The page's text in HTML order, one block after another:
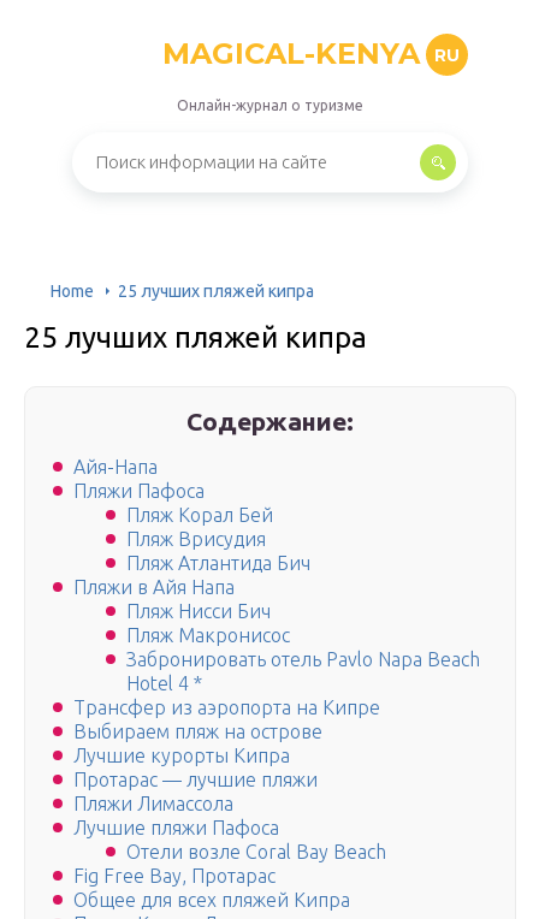
MAGICAL-KENYA RU
Онлайн-журнал о туризме
Home 25 лучших пляжей кипра
25 лучших пляжей кипра
Содержание:
Айя-Напа
Пляжи Пафоса
Пляж Корал Бей
Пляж Врисудия
Пляж Атлантида Бич
Пляжи в Айя Напа
Пляж Нисси Бич
Пляж Макронисос
Забронировать отель Pavlo Napa Beach
Hotel 4 *
Трансфер из аэропорта на Кипре
Выбираем пляж на острове
Лучшие курорты Кипра
Протарас — лучшие пляжи
Пляжи Лимассола
Лучшие пляжи Пафоса
Отели возле Coral Bay Beach
Fig Free Bay, Протарас
Общее для всех пляжей Кипра